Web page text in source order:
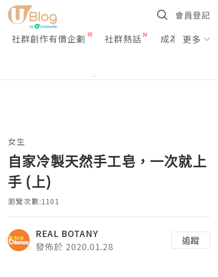
會員登記
社群創作有價企劃 社群熱話 成為U更多
女生
自家冷製天然手工皂，一次就上
手 (上)
瀏覽次數:1101
REAL BOTANY
發佈於 2020.01.28
追蹤